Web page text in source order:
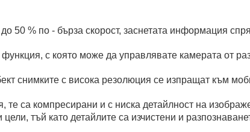
% по - бърза скорост, заснетата информация
с която може да управлявате камерата от
снимките с висока резолюция се изпращат към
са компресирани и с ниска детайлност на
тъй като детайлите са изчистени и